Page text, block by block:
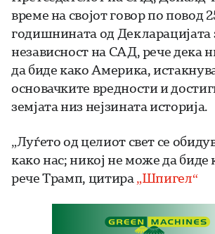
време на својот говор по повод
годишнината од Декларацијата
независност на САД, рече дека
да биде како Америка,
основачките вредности и
земјата низ нејзината историја.
„Луѓето од целиот свет се
како нас; никој не може да биде
рече Трамп, цитира„Шпигел“